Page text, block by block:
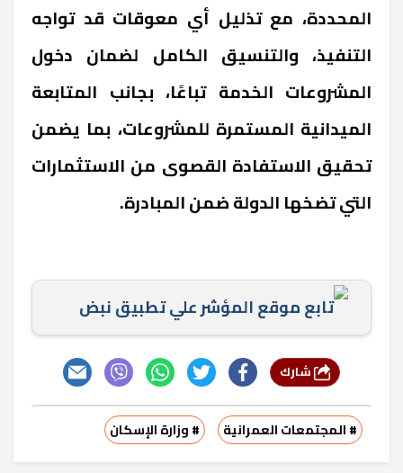
المحددة، مع تذليل أي معوقات قد تواجه
التنفيذ، والتنسيق الكامل لضمان دخول
المشروعات الخدمة تباعًا، بجانب المتابعة
الميدانية المستمرة للمشروعات، بما يضمن
تحقيق الاستفادة القصوى من الاستثمارات
التي تضخها الدولة ضمن المبادرة.
تابع موقع المؤشر علي تطبيق نبض
# المجتمعات العمرانية # وزارة الإسكان